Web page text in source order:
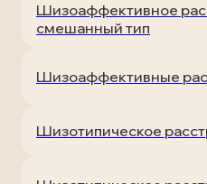
Шизоаффективное
смешанный тип
Шизоаффективные
Шизотипическое